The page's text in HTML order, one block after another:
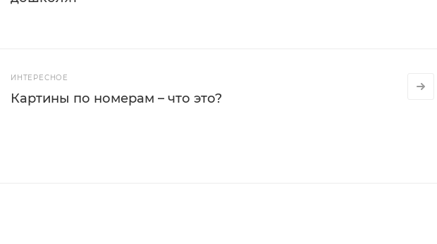
ИНТЕРЕСНОЕ
Картины по номерам – что это?